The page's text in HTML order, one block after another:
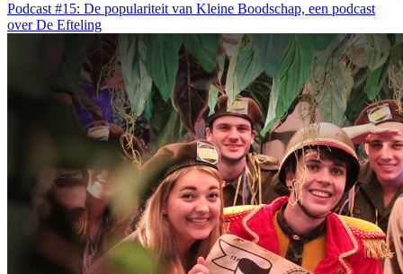
Podcast #15: De populariteit van Kleine Boodschap, een podcast
over De Efteling